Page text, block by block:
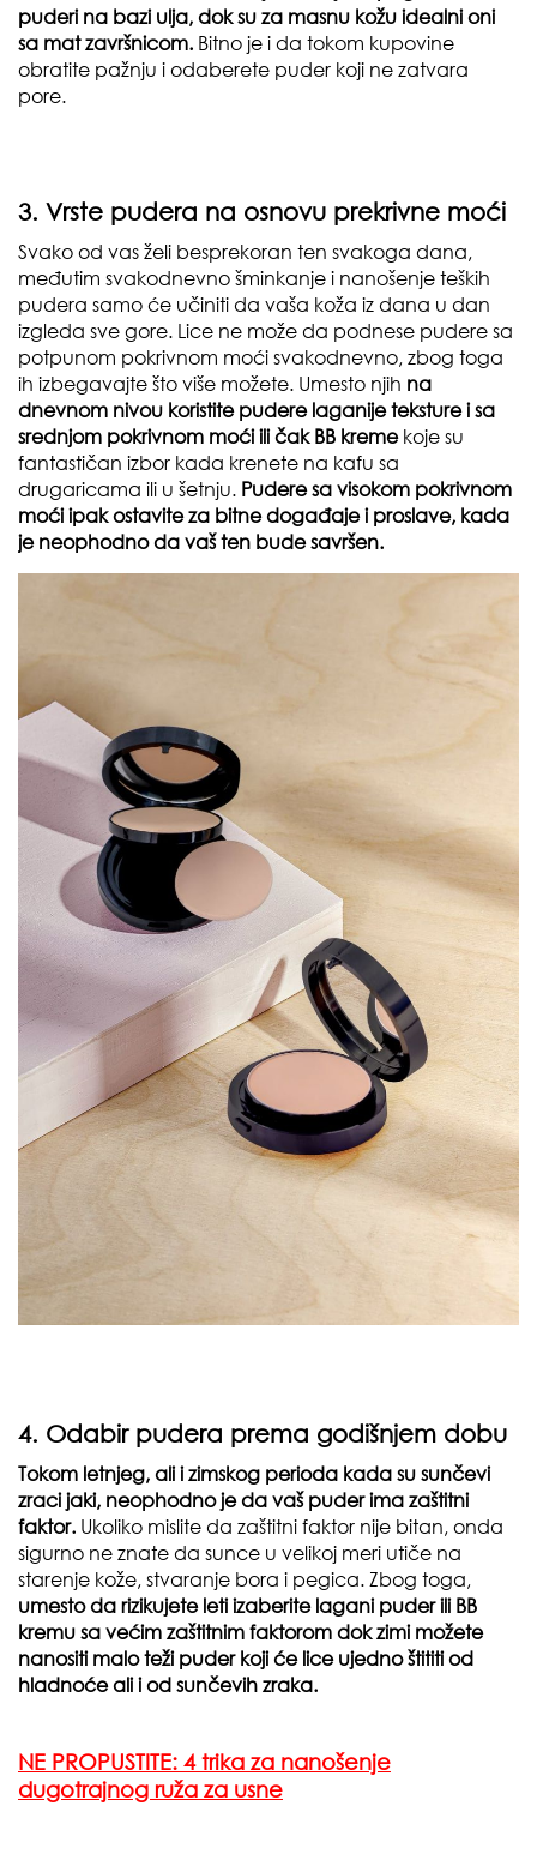
puderi na bazi ulja, dok su za masnu kožu idealni oni
sa mat završnicom. Bitno je i da tokom kupovine
obratite pažnju i odaberete puder koji ne zatvara
pore.
3. Vrste pudera na osnovu prekrivne moći
Svako od vas želi besprekoran ten svakoga dana,
međutim svakodnevno šminkanje i nanošenje teških
pudera samo će učiniti da vaša koža iz dana u dan
izgleda sve gore. Lice ne može da podnese pudere sa
potpunom pokrivnom moći svakodnevno, zbog toga
ih izbegavajte što više možete. Umesto njih na
dnevnom nivou koristite pudere laganije teksture i sa
srednjom pokrivnom moći ili čak BB kreme koje su
fantastičan izbor kada krenete na kafu sa
drugaricama ili u šetnju. Pudere sa visokom pokrivnom
moći ipak ostavite za bitne događaje i proslave, kada
je neophodno da vaš ten bude savršen.
4. Odabir pudera prema godišnjem dobu
Tokom letnjeg, ali i zimskog perioda kada su sunčevi
zraci jaki, neophodno je da vaš puder ima zaštitni
faktor. Ukoliko mislite da zaštitni faktor nije bitan, onda
sigurno ne znate da sunce u velikoj meri utiče na
starenje kože, stvaranje bora i pegica. Zbog toga,
umesto da rizikujete leti izaberite lagani puder ili BB
kremu sa većim zaštitnim faktorom dok zimi možete
nanositi malo teži puder koji će lice ujedno štititi od
hladnoće ali i od sunčevih zraka.
NE PROPUSTITE: 4 trika za nanošenje
dugotrajnog ruža za usne